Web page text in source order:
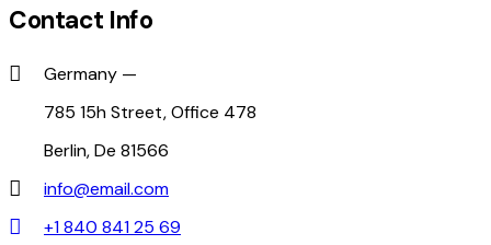
Contact Info
Germany —
785 15h Street, Office 478
Berlin, De 81566
info@email.com
+1 840 841 25 69